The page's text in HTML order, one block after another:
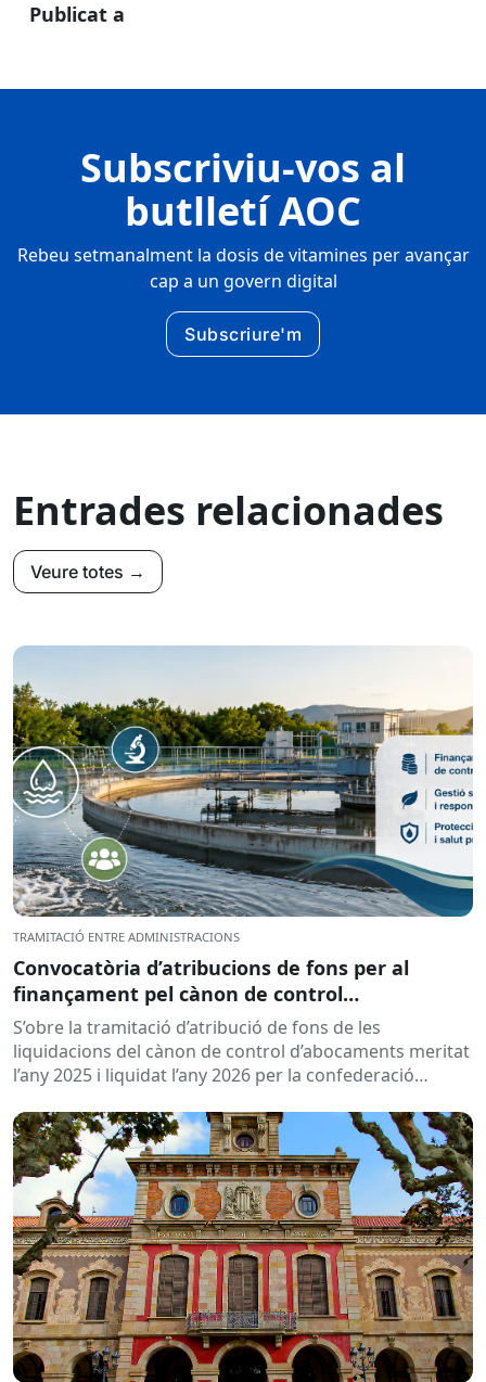
Publicat a
Subscriviu-vos al
butlletí AOC
Rebeu setmanalment la dosis de vitamines per avançar
cap a un govern digital
Subscriure'm
Entrades relacionades
Veure totes →
TRAMITACIÓ ENTRE ADMINISTRACIONS
Convocatòria d’atribucions de fons per al
finançament pel cànon de control
d’abocaments meritat l’any 2025 i liquidat l’any
2026
S’obre la tramitació d’atribució de fons de les
liquidacions del cànon de control d’abocaments meritat
l’any 2025 i liquidat l’any 2026 per la confederació